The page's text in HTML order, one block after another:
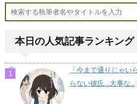
本日の人気記事ランキング
「今まで通りじゃい
らない彼氏…大事な...